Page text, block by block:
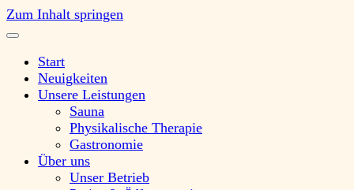
Zum Inhalt springen
Start
Neuigkeiten
Unsere Leistungen
Sauna
Physikalische Therapie
Gastronomie
Über uns
Unser Betrieb